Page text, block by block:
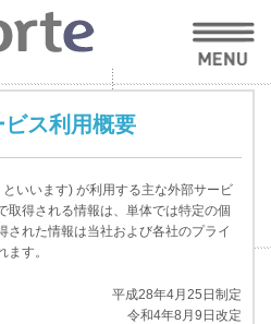
ス利用概要
いいます) が利用する主な外部サービ
取得される情報は、単体では特定の個
された情報は当社および各社のプライ
す。
平成28年4月25日制定
令和4年8月9日改定